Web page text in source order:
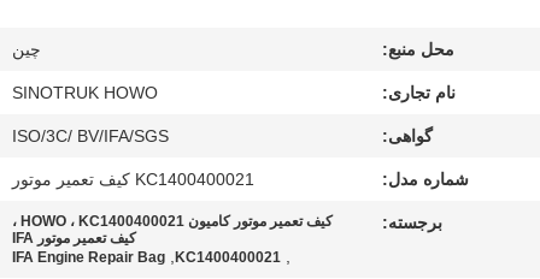
تماس
محل منبع: چین
نام تجاری: SINOTRUK HOWO
گواهی: ISO/3C/ BV/IFA/SGS
شماره مدل: KC1400400021 کیف تعمیر موتور
برجسته:
کیف تعمیر موتور کامیون HOWO ، KC1400400021 ،
کیف تعمیر موتور IFA
,
KC1400400021
,
IFA Engine Repair Bag